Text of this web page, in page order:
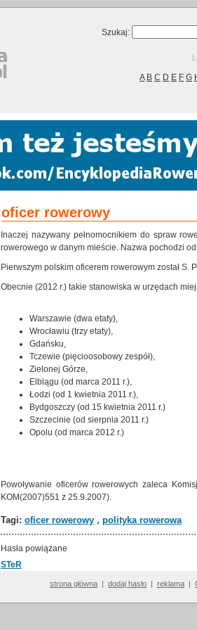
Szukaj:
A B C D E F G
oficer rowerowy
Inaczej nazywany pełnomocnikiem do spraw
rowerowego w danym mieście. Nazwa pochodzi
Pierwszym polskim oficerem rowerowym został
Obecnie (2012 r.) takie stanowiska w urzędach
Warszawie (dwa etaty),
Wrocławiu (trzy etaty),
Gdańsku,
Tczewie (pięcioosobowy zespół),
Zielonej Górze,
Elblągu (od marca 2011 r.),
Łodzi (od 1 kwietnia 2011 r.),
Bydgoszczy (od 15 kwietnia 2011 r.)
Szczecinie (od sierpnia 2011 r.)
Opolu (od marca 2012 r.)
Powoływanie oficerów rowerowych zaleca
KOM(2007)551 z 25.9.2007).
Tagi: oficer rowerowy , polityka rowerowa
Hasła powiązane
STeR
strona główna | dodaj hasło | reklama |